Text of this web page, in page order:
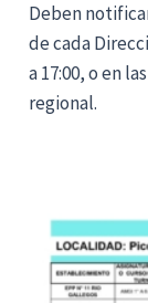
Deben
de cada
a 17:00, o en
regional.